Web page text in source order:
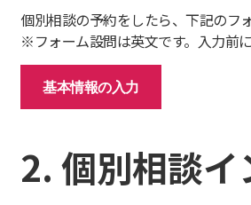
個別相談の予約をしたら、下記のフ
※フォーム設問は英文です。入力前
基本情報の入力
2. 個別相談